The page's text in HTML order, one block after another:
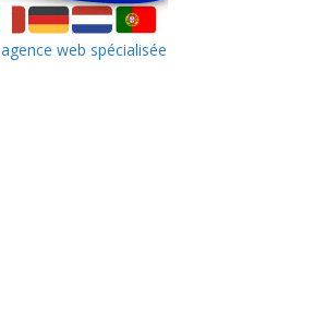
agence web spécialisée